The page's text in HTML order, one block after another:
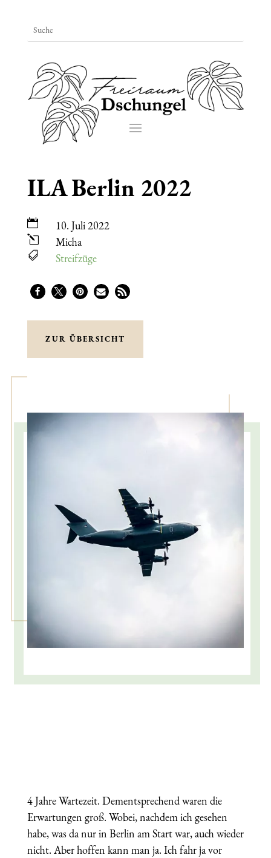
ILA Berlin 2022
 10. Juli 2022
l Micha
 Streifzüge
ZUR ÜBERSICHT
4 Jahre Wartezeit. Dementsprechend waren die
Erwartungen groß. Wobei, nachdem ich gesehen
habe, was da nur in Berlin am Start war, auch wieder
nicht. Aber hoffen kann man ja. Ich fahr ja vor